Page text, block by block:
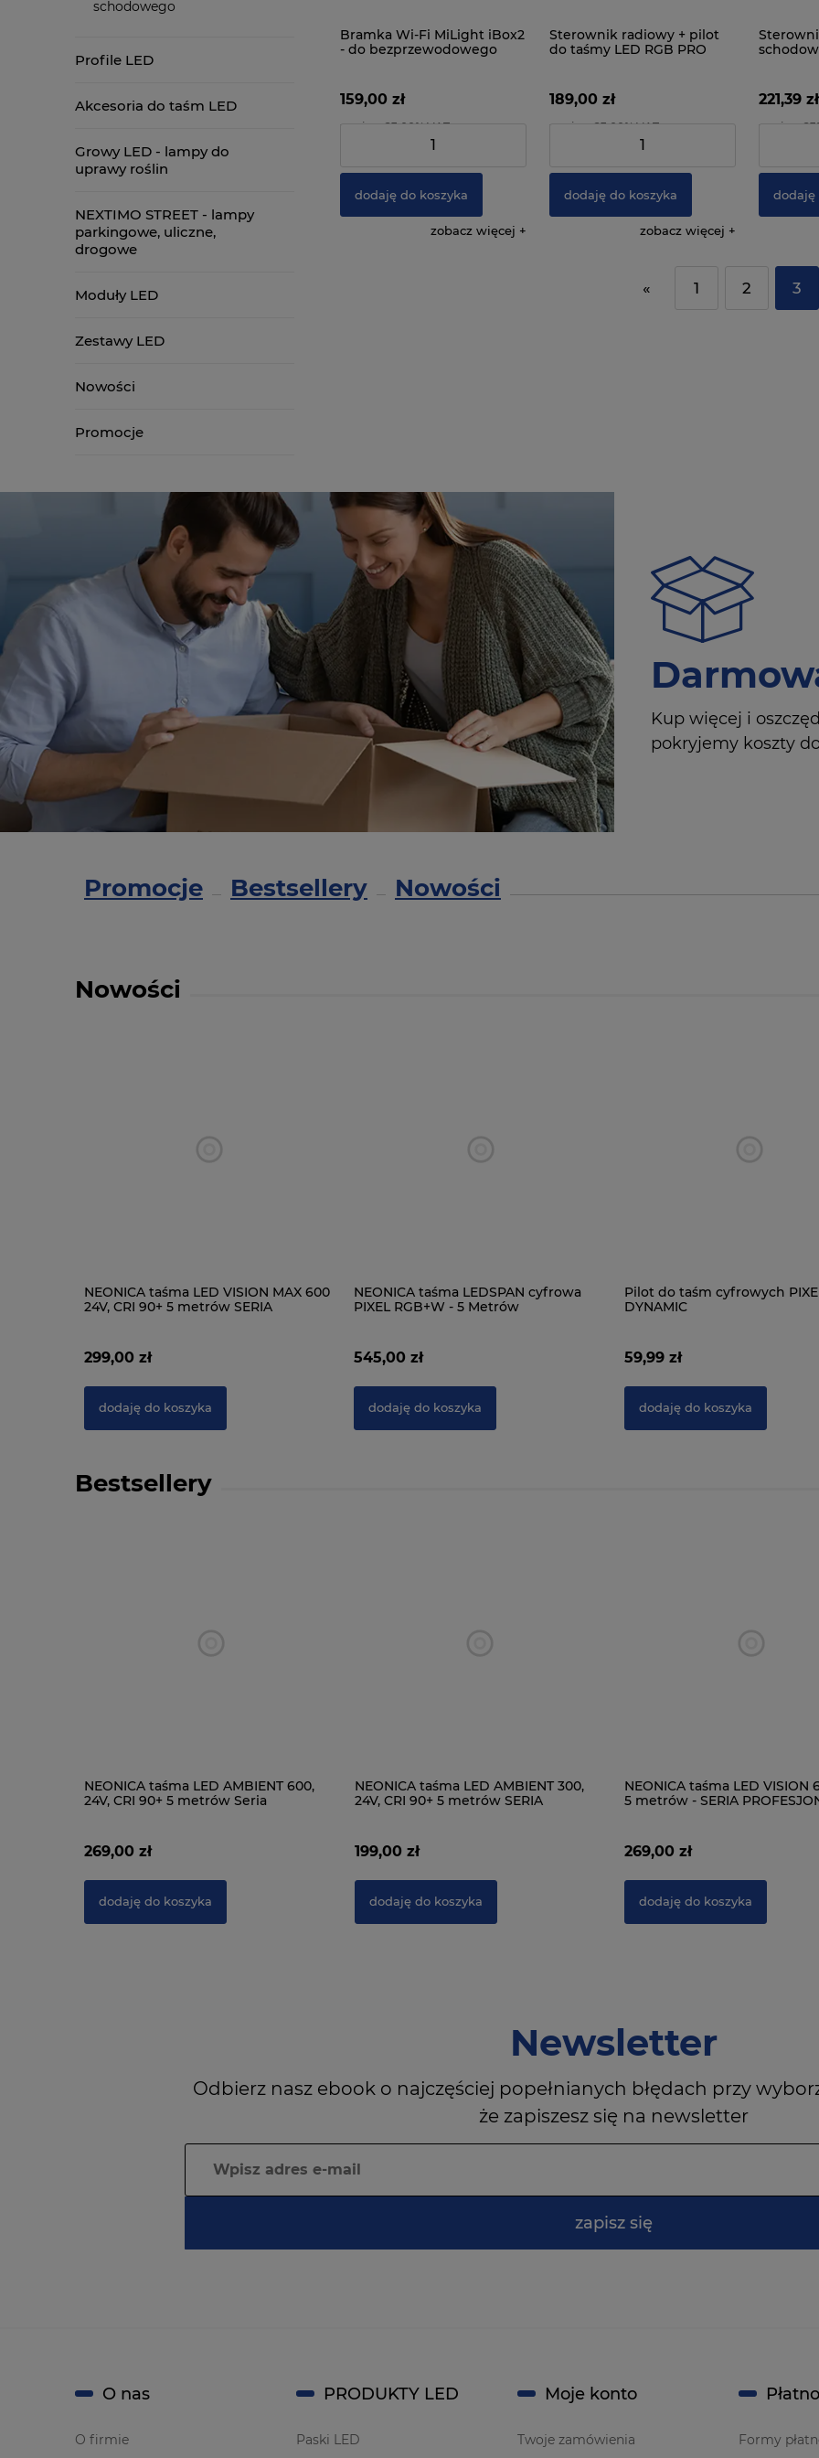
schodowego
Profile LED
Akcesoria do taśm LED
Growy LED - lampy do
uprawy roślin
NEXTIMO STREET - lampy
parkingowe, uliczne,
drogowe
Moduły LED
Zestawy LED
Nowości
Promocje
Bramka Wi-Fi MiLight iBox2
- do bezprzewodowego
159,00 zł
zawiera 23.00% VAT
dodaję do koszyka
zobacz więcej
Sterownik radiowy + pilot
do taśmy LED RGB PRO
189,00 zł
zawiera 23.00% VAT
dodaję do koszyka
zobacz więcej
221,39 zł
zawiera
dodaję
« 1 2 3
Kup więcej i
pokryjemy koszty
Promocje Nowości
Bestsellery
Nowości
NEONICA taśma LED VISION MAX 600
24V, CRI 90+ 5 metrów SERIA
299,00 zł
dodaję do koszyka
NEONICA taśma LEDSPAN cyfrowa
PIXEL RGB+W - 5 Metrów
545,00 zł
dodaję do koszyka
Pilot do taśm cyfrowych
DYNAMIC
59,99 zł
dodaję do koszyka
Bestsellery
NEONICA taśma LED AMBIENT 600,
24V, CRI 90+ 5 metrów Seria
269,00 zł
dodaję do koszyka
NEONICA taśma LED AMBIENT 300,
24V, CRI 90+ 5 metrów SERIA
199,00 zł
dodaję do koszyka
NEONICA taśma LED VISION
5 metrów - SERIA
269,00 zł
dodaję do koszyka
Newsletter
Odbierz nasz ebook o najczęściej popełnianych błędach przy
że zapiszesz się na newsletter
zapisz się
O nas
O firmie
PRODUKTY LED
Paski LED
Moje konto
Twoje zamówienia
Formy